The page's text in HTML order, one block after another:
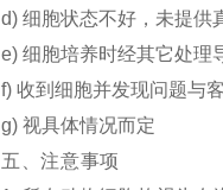
d) 细胞状态不好，未提供
e) 细胞培养时经其它处理
f) 收到细胞并发现问题与
g) 视具体情况而定
五、注意事项